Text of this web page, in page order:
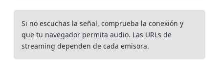
Si no escuchas la señal, comprueba la conexión y
que tu navegador permita audio. Las URLs de
streaming dependen de cada emisora.